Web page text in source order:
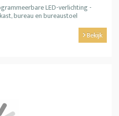
LED-verlichting -
bureau en bureaustoel
Bekijk